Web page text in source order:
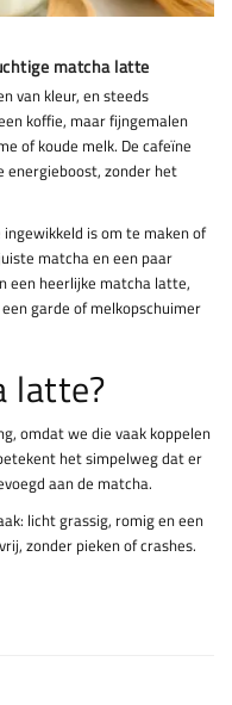
matcha latte
van kleur, en steeds
koffie, maar fijngemalen
of koude melk. De cafeïne
zonder het
is om te maken of
matcha en een paar
een heerlijke matcha latte,
garde of melkopschuimer
latte?
omdat we die vaak koppelen
het simpelweg dat er
aan de matcha.
licht grassig, romig en een
zonder pieken of crashes.